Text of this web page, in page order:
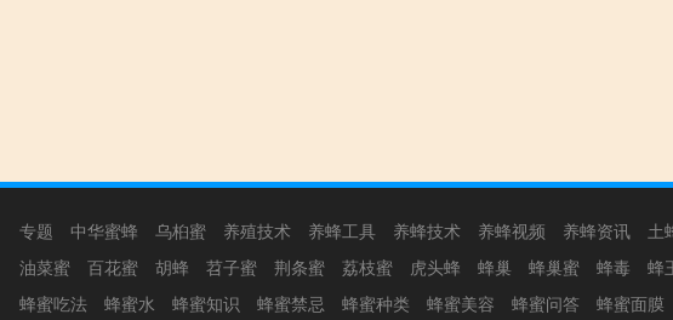
专题 中华蜜蜂 乌桕蜜 养殖技术 养蜂工具 养蜂技术 养蜂视频 养蜂资讯 土
油菜蜜
百花蜜 胡蜂 苕子蜜 荆条蜜 荔枝蜜 虎头蜂 蜂巢 蜂巢蜜 蜂毒 蜂
蜂蜜吃法
蜂蜜水 蜂蜜知识 蜂蜜禁忌 蜂蜜种类 蜂蜜美容 蜂蜜问答 蜂蜜面膜